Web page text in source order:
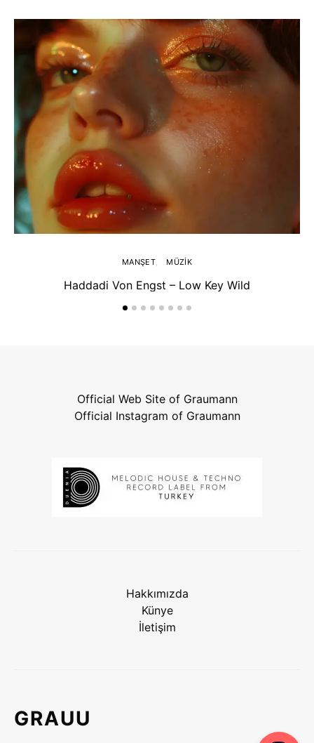
MANŞET MÜZIK
Haddadi Von Engst – Low Key Wild
Official Web Site of Graumann
Official Instagram of Graumann
Hakkımızda
Künye
İletişim
GRAUU